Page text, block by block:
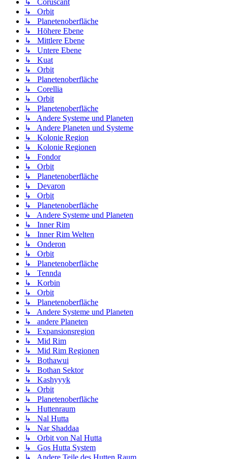
↳ Coruscant
↳ Orbit
↳ Planetenoberfläche
↳ Höhere Ebene
↳ Mittlere Ebene
↳ Untere Ebene
↳ Kuat
↳ Orbit
↳ Planetenoberfläche
↳ Corellia
↳ Orbit
↳ Planetenoberfläche
↳ Andere Systeme und Planeten
↳ Andere Planeten und Systeme
↳ Kolonie Region
↳ Kolonie Regionen
↳ Fondor
↳ Orbit
↳ Planetenoberfläche
↳ Devaron
↳ Orbit
↳ Planetenoberfläche
↳ Andere Systeme und Planeten
↳ Inner Rim
↳ Inner Rim Welten
↳ Onderon
↳ Orbit
↳ Planetenoberfläche
↳ Tennda
↳ Korbin
↳ Orbit
↳ Planetenoberfläche
↳ Andere Systeme und Planeten
↳ andere Planeten
↳ Expansionsregion
↳ Mid Rim
↳ Mid Rim Regionen
↳ Bothawui
↳ Bothan Sektor
↳ Kashyyyk
↳ Orbit
↳ Planetenoberfläche
↳ Huttenraum
↳ Nal Hutta
↳ Nar Shaddaa
↳ Orbit von Nal Hutta
↳ Gos Hutta System